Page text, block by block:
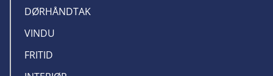
DØRHÅNDTAK
VINDU
FRITID